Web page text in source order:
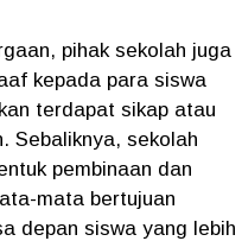
pihak sekolah juga
kepada para siswa
terdapat sikap atau
Sebaliknya, sekolah
pembinaan dan
mata bertujuan
depan siswa yang lebih